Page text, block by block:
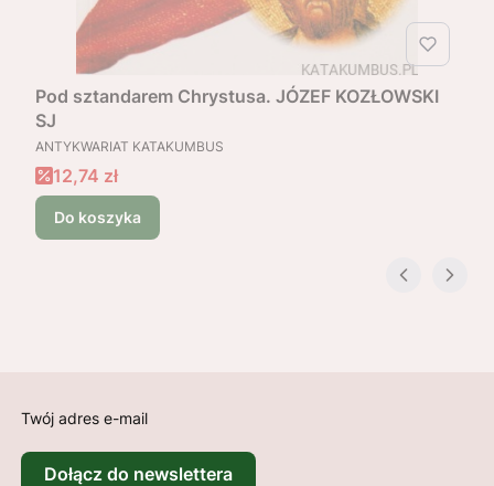
Pod sztandarem Chrystusa. JÓZEF KOZŁOWSKI
SJ
PRODUCENT
ANTYKWARIAT KATAKUMBUS
Cena promocyjna
12,74 zł
Do koszyka
Twój adres e-mail
Dołącz do newslettera